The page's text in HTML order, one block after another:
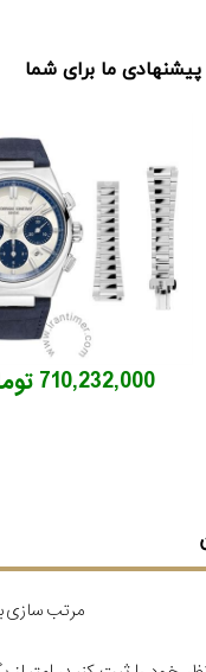
ما برای شما
710,232,000 تومان
مرتب سازی